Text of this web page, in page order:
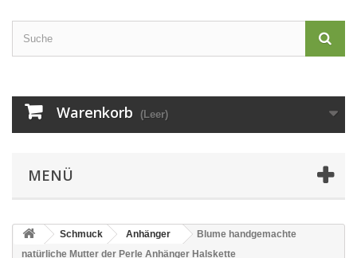
Warenkorb (Leer)
MENÜ
Schmuck Anhänger
Blume handgemachte
natürliche Mutter der Perle Anhänger Halskette